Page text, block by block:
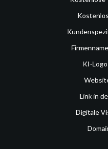
KI-
Link in
Digitale